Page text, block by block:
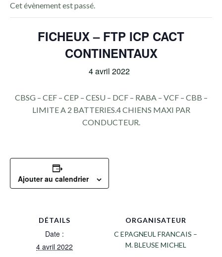
Cet évènement est passé.
FICHEUX – FTP ICP CACT
CONTINENTAUX
4 avril 2022
CBSG – CEF – CEP – CESU – DCF – RABA – VCF – CBB –
LIMITE A 2 BATTERIES.4 CHIENS MAXI PAR
CONDUCTEUR.
Ajouter au calendrier
DÉTAILS
Date :
4 avril 2022
ORGANISATEUR
C EPAGNEUL FRANCAIS –
M. BLEUSE MICHEL